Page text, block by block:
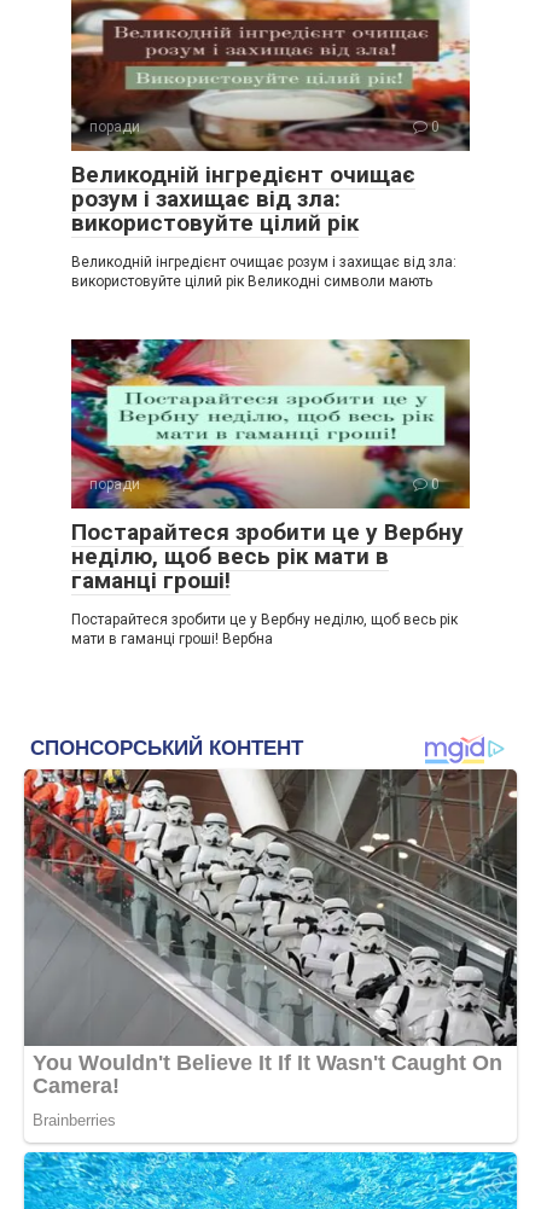
поради 0
Великодній інгредієнт очищає
розум і захищає від зла:
використовуйте цілий рік
Великодній інгредієнт очищає розум і захищає від зла:
використовуйте цілий рік Великодні символи мають
поради 0
Постарайтеся зробити це у Вербну
неділю, щоб весь рік мати в
гаманці гроші!
Постарайтеся зробити це у Вербну неділю, щоб весь рік
мати в гаманці гроші! Вербна